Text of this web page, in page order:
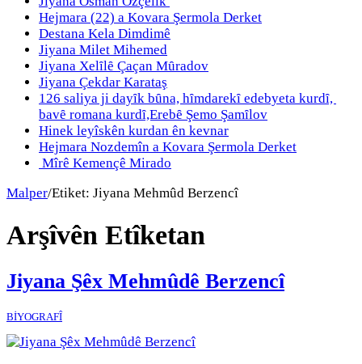
Hejmara (22) a Kovara Şermola Derket
Destana Kela Dimdimê
Jiyana Milet Mihemed
Jiyana Xelȋlȇ Çaçan Mȗradov
Jiyana Çekdar Karataş
126 saliya ji dayȋk bȗna, hȋmdarekȋ edebyeta kurdȋ,
bavȇ romana kurdȋ,Erebȇ Şemo Şamȋlov
Hinek leyîskên kurdan ên kevnar
Hejmara Nozdemîn a Kovara Şermola Derket
Mîrê Kemençê Mirado
Malper/Etiket: Jiyana Mehmûd Berzencî
Arşîvên Etîketan
Jiyana Şêx Mehmûdê Berzencî
BİYOGRAFÎ